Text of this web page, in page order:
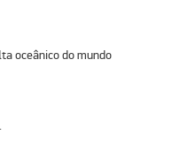
oceânico do mundo